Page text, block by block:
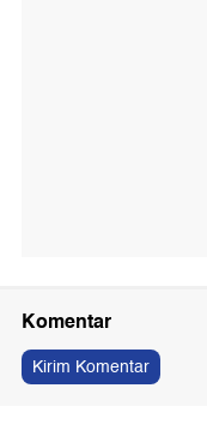
Komentar
Kirim Komentar